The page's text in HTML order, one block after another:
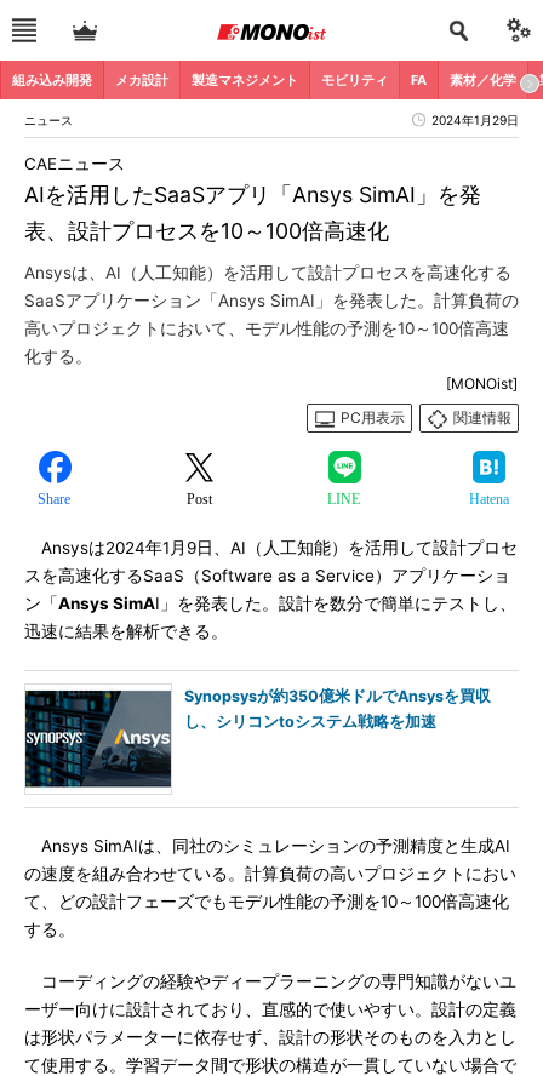
組み込み開発 メカ設計 製造マネジメント モビリティ FA 素材／化学
ニュース 2024年1月29日
AIを活用したSaaSアプリ「Ansys SimAI」を発
表、設計プロセスを10～100倍高速化
CAEニュース
Ansysは、AI（人工知能）を活用して設計プロセスを高速化する
SaaSアプリケーション「Ansys SimAI」を発表した。計算負荷の
高いプロジェクトにおいて、モデル性能の予測を10～100倍高速
化する。
[MONOist]
PC用表示
関連情報
Share Post LINE Hatena
Ansysは2024年1月9日、AI（人工知能）を活用して設計プロセ
スを高速化するSaaS（Software as a Service）アプリケーショ
ン「Ansys SimAI」を発表した。設計を数分で簡単にテストし、
迅速に結果を解析できる。
Synopsysが約350億米ドルでAnsysを買収
し、シリコンtoシステム戦略を加速
Ansys SimAIは、同社のシミュレーションの予測精度と生成AI
の速度を組み合わせている。計算負荷の高いプロジェクトにおい
て、どの設計フェーズでもモデル性能の予測を10～100倍高速化
する。
コーディングの経験やディープラーニングの専門知識がないユ
ーザー向けに設計されており、直感的で使いやすい。設計の定義
は形状パラメーターに依存せず、設計の形状そのものを入力とし
て使用する。学習データ間で形状の構造が一貫していない場合で